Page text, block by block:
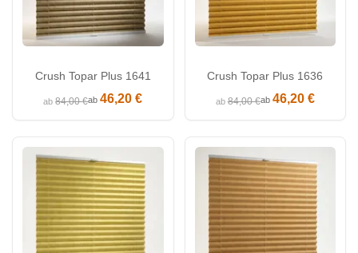
Crush Topar Plus 1641
ab84,00 €ab46,20 €
Crush Topar Plus 1636
ab84,00 €ab 46,20 €